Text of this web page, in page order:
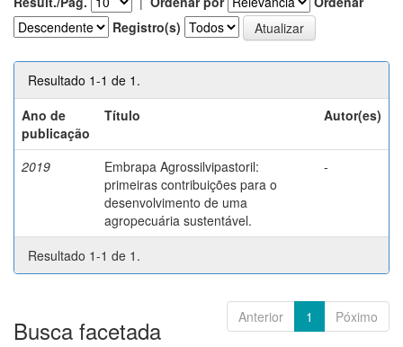
Registro(s)
Resultado 1-1 de 1.
Ano de
publicação
Título Autor(es)
2019
Embrapa Agrossilvipastoril:
primeiras contribuições para o
desenvolvimento de uma
agropecuária sustentável.
-
Resultado 1-1 de 1.
Anterior 1 Póximo
Busca facetada